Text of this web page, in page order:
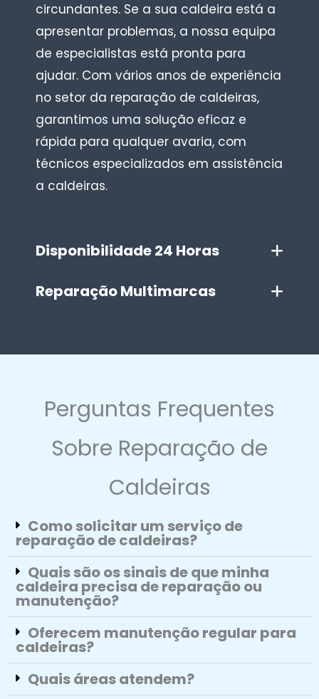
circundantes. Se a sua caldeira está a
apresentar problemas, a nossa equipa
de especialistas está pronta para
ajudar. Com vários anos de experiência
no setor da reparação de caldeiras,
garantimos uma solução eficaz e
rápida para qualquer avaria, com
técnicos especializados em assistência
a caldeiras.
Disponibilidade 24 Horas
Reparação Multimarcas
Perguntas Frequentes
Sobre Reparação de
Caldeiras
Como solicitar um serviço de
reparação de caldeiras?
Quais são os sinais de que minha
caldeira precisa de reparação ou
manutenção?
Oferecem manutenção regular para
caldeiras?
Quais áreas atendem?